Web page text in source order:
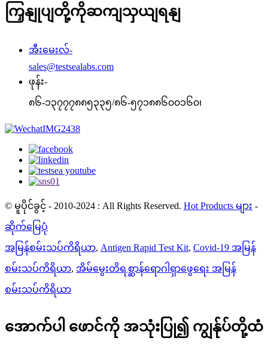
ကြှနျုပျတို့ကိုဆကျသှယျရနျ
အီးမေးလ်-
sales@testsealabs.com
ဖုန်း-
၈၆-၁၃၇၇၇၈၈၅၃၃၅/၈၆-၅၇၁၈၈၆၀၀၁၆၀၊
© မူပိုင်ခွင့် - 2010-2024 : All Rights Reserved. Hot Products များ -
ဆိုက်မြေပုံ
အမြန်စမ်းသပ်ကိရိယာ, Antigen Rapid Test Kit, Covid-19 အမြန်
စမ်းသပ်ကိရိယာ, အိမ်မွေးတိရစ္ဆာန်ရောဂါရှာဖွေရေး အမြန်
စမ်းသပ်ကိရိယာ
အောက်ပါ ဖောင်ကို အသုံးပြု၍ ကျွန်ုပ်တို့ထံ